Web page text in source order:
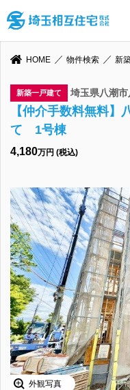
HOME 物件検索 新
新築一戸建て 埼玉県八潮市
【仲介手数料無料
て 1号棟
4,180万円 (税込)
外観写真